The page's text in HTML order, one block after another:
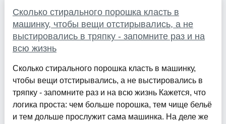
Сколько стирального порошка класть в
машинку, чтобы вещи отстирывались, а не
выстировались в тряпку - запомните раз и на
всю жизнь
Сколько стирального порошка класть в машинку,
чтобы вещи отстирывались, а не выстировались в
тряпку - запомните раз и на всю жизнь Кажется, что
логика проста: чем больше порошка, тем чище бельё
и тем дольше прослужит сама машинка. На деле же